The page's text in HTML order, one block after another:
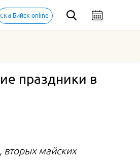
Бийск-online
праздники в
вторых майских